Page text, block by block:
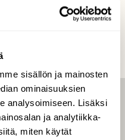
sisällön ja mainosten
ominaisuuksien
analysoimiseen. Lisäksi
ja analytiikka-
miten käytät
lehti